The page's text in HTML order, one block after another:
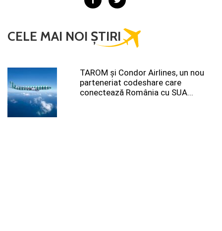
CELE MAI NOI ȘTIRI
TAROM şi Condor Airlines, un nou
parteneriat codeshare care
conectează România cu SUA...